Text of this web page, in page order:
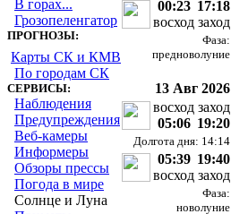
В горах...
Грозопеленгатор
ПРОГНОЗЫ:
Карты СК и КМВ
По городам СК
СЕРВИСЫ:
Наблюдения
Предупреждения
Веб-камеры
Информеры
Обзоры прессы
Погода в мире
Солнце и Луна
00:23
восход
17:18
заход
Фаза:
предноволуние
13 Авг 2026
восход
05:06
заход
19:20
Долгота дня: 14:14
05:39
восход
19:40
заход
Фаза:
новолуние